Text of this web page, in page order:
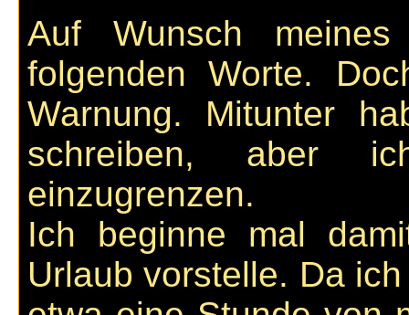
Auf Wunsch
folgenden Worte.
Warnung. Mitunter
schreiben, aber
einzugrenzen.
Ich beginne mal
Urlaub vorstelle. Da